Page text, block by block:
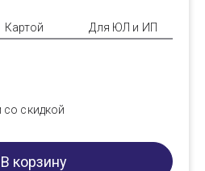
Картой Для ЮЛ и ИП
скидкой
В корзину